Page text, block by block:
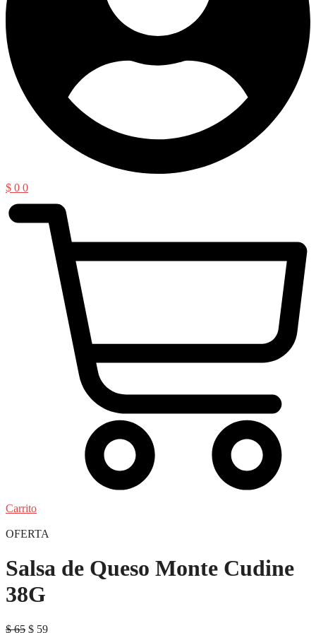
$ 0 0
Carrito
OFERTA
Salsa de Queso Monte Cudine
38G
$65 El
$ 59El